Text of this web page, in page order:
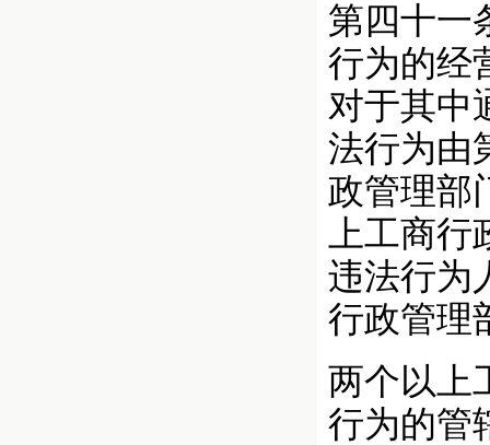
第四十一
行为的经
对于其中
法行为由
政管理部
上工商
违法行为
行政管理
两个以上
行为的管